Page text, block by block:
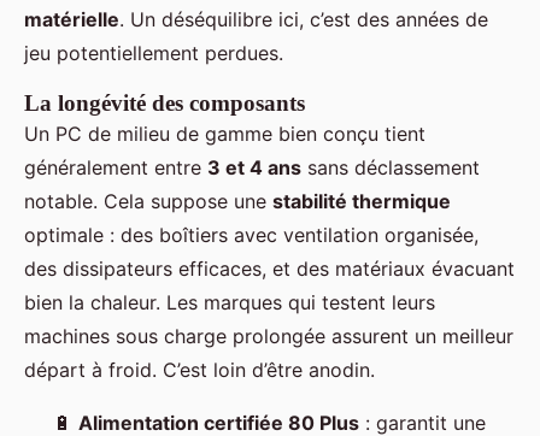
matérielle. Un déséquilibre ici, c’est des années de
jeu potentiellement perdues.
La longévité des composants
Un PC de milieu de gamme bien conçu tient
généralement entre 3 et 4 ans sans déclassement
notable. Cela suppose une stabilité thermique
optimale : des boîtiers avec ventilation organisée,
des dissipateurs efficaces, et des matériaux évacuant
bien la chaleur. Les marques qui testent leurs
machines sous charge prolongée assurent un meilleur
départ à froid. C’est loin d’être anodin.
🔋 Alimentation certifiée 80 Plus : garantit une